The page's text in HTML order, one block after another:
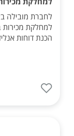
לחברת מובילה
למחלקת מכירות
הכנת דוחות